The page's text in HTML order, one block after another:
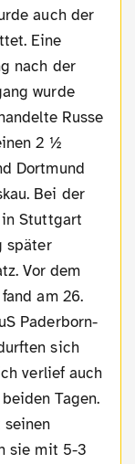
auch der
Eine
nach der
wurde
Russe
2 ½
Dortmund
Bei der
in Stuttgart
später
Vor dem
am 26.
Paderborn-
sich
verlief auch
Tagen.
seinen
sie mit 5-3